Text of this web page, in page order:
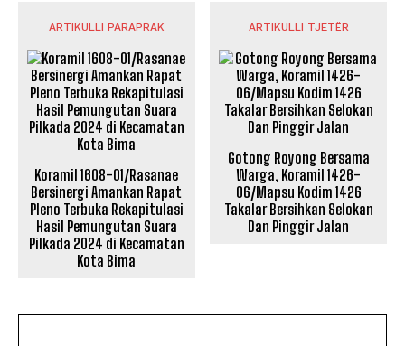
ARTIKULLI PARAPRAK
Koramil 1608-01/Rasanae
Bersinergi Amankan Rapat
Pleno Terbuka Rekapitulasi
Hasil Pemungutan Suara
Pilkada 2024 di Kecamatan
Kota Bima
ARTIKULLI TJETËR
Gotong Royong Bersama
Warga, Koramil 1426-
06/Mapsu Kodim 1426
Takalar Bersihkan Selokan
Dan Pinggir Jalan